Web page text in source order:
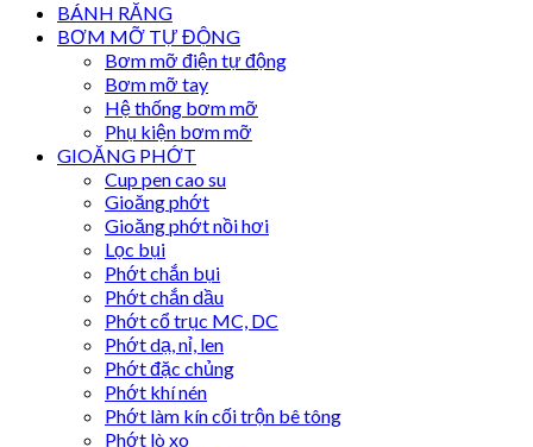
BÁNH RĂNG
BƠM MỠ TỰ ĐỘNG
Bơm mỡ điện tự động
Bơm mỡ tay
Hệ thống bơm mỡ
Phụ kiện bơm mỡ
GIOĂNG PHỚT
Cup pen cao su
Gioăng phớt
Gioăng phớt nồi hơi
Lọc bụi
Phớt chắn bụi
Phớt chắn dầu
Phớt cổ trục MC, DC
Phớt dạ, nỉ, len
Phớt đặc chủng
Phớt khí nén
Phớt làm kín cối trộn bê tông
Phớt lò xo